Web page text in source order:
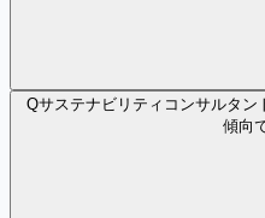
Qサステナビリティコンサルタ
傾向